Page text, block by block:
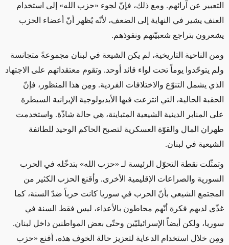
التعبير عن آرائهم. ومع ذلك، فإنّ لجوء «حزب الله» إلى استخدام
العنف يشير في النهاية إلى الضعف، لأنّه يُظهر أنّ أعضاء الحزب
يشعرون بتراجع شعبيّتهم ونفوذهم.
ومن الناحية التاريخية، لم يكن الشيعة في لبنان مجموعةً متجانسة
ولم يتوحّدوا يوماً تحت لواء قائد أوحد. وتقوم معتقداتهم على الاجتهاد
الذي يشمل التنوّع والاختلافات الفردية. ومِن هذا المنظور، فإنّ
الحقبة الحالية، التي انتزعت فيها الأيديولوجية الإيرانية السيطرة
على المنابر الدينية الشيعية المتباينة، هي حالة شاذّة. واستخدمت
طهران المال والقوّة العسكرية لتصبح الحاكم الوحيد للطائفة
الشيعية في لبنان.
وتمثّلت نقطة التحوّل الرئيسة لـ «حزب الله» بتدخّله في الحرب
السورية والصراعات الإقليمية الأخرى. وأقنع الحزب الكثير من
المجتمع الشيعي بأنّ الحرب في سوريا كانت حرباً ضدّ السنة، كما
غذّى لديهم فكرة أنّهم محاطون بالأعداء، ليس فقط السنة في
سوريا، ولكن أيضاً الإسرائيليّين وحتّى بعض المواطنين داخل لبنان.
ومِن خلال استخدام الدعاية لتعزيز حالة الخوف هذه، أقنع «حزب